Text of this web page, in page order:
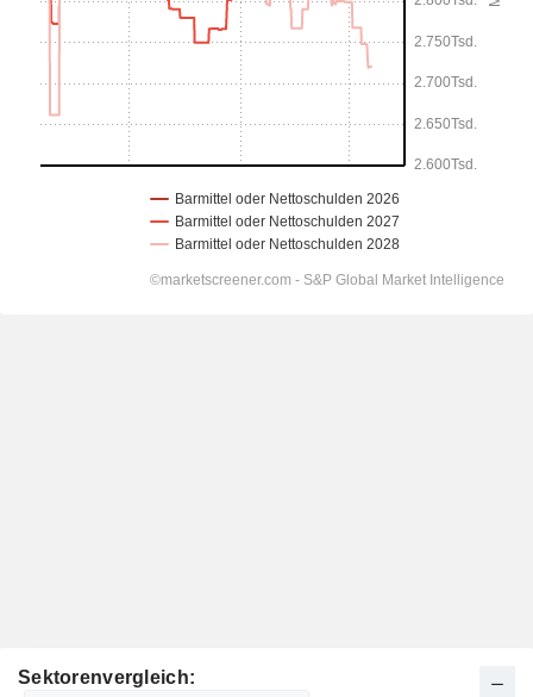
Sektorenvergleich: